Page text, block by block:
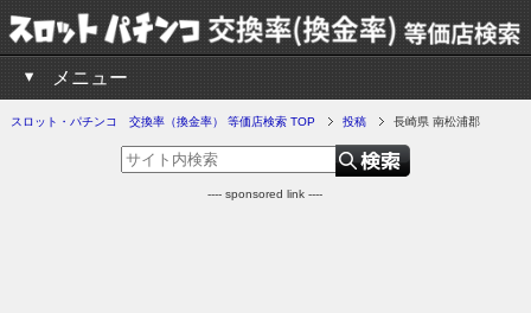
メニュー
スロット・パチンコ 交換率（換金率） 等価店検索 TOP 投稿 長崎県 南松浦郡
---- sponsored link ----